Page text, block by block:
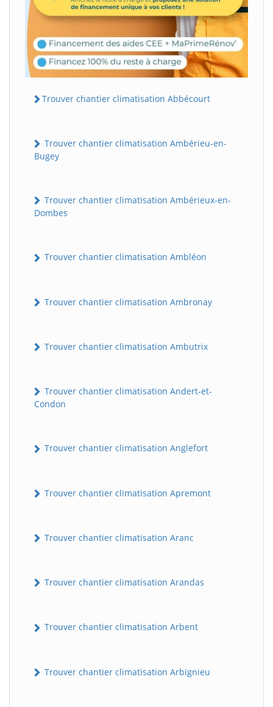
Trouver chantier climatisation Abbécourt
Trouver chantier climatisation Ambérieu-en-
Bugey
Trouver chantier climatisation Ambérieux-en-
Dombes
Trouver chantier climatisation Ambléon
Trouver chantier climatisation Ambronay
Trouver chantier climatisation Ambutrix
Trouver chantier climatisation Andert-et-
Condon
Trouver chantier climatisation Anglefort
Trouver chantier climatisation Apremont
Trouver chantier climatisation Aranc
Trouver chantier climatisation Arandas
Trouver chantier climatisation Arbent
Trouver chantier climatisation Arbignieu